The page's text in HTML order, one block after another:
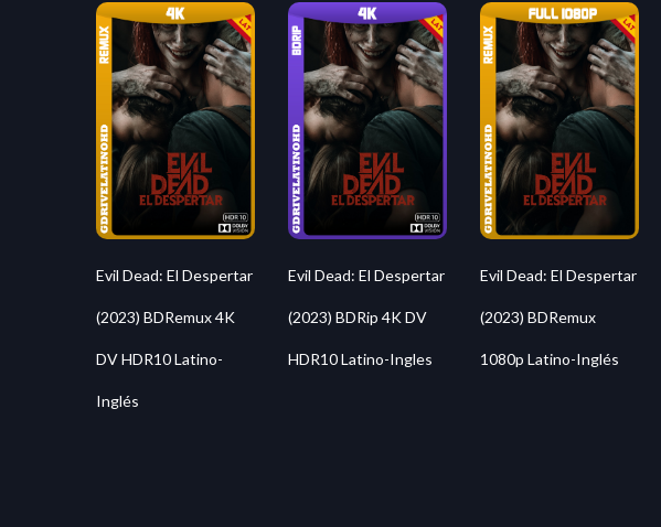
Evil Dead: El Despertar
(2023) BDRemux 4K
DV HDR10 Latino-
Inglés
Evil Dead: El Despertar
(2023) BDRip 4K DV
HDR10 Latino-Ingles
Evil Dead: El Despertar
(2023) BDRemux
1080p Latino-Inglés